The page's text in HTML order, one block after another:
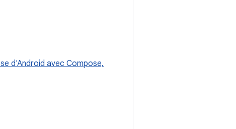
d'Android avec Compose,